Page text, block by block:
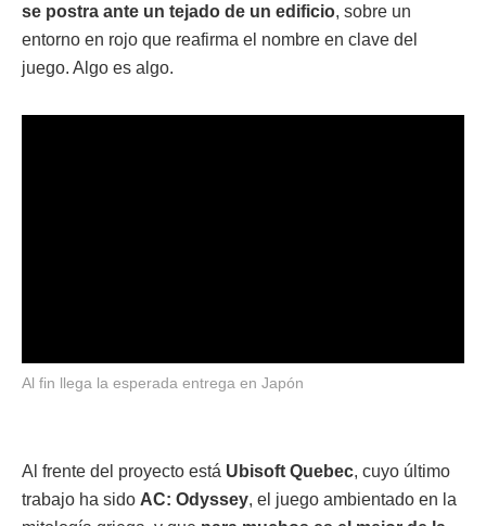
se postra ante un tejado de un edificio, sobre un
entorno en rojo que reafirma el nombre en clave del
juego. Algo es algo.
Al fin llega la esperada entrega en Japón
Al frente del proyecto está Ubisoft Quebec, cuyo último
trabajo ha sido AC: Odyssey, el juego ambientado en la